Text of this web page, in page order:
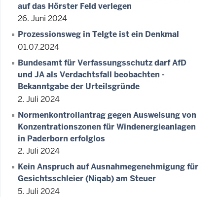
auf das Hörster Feld verlegen
26. Juni 2024
Prozessionsweg in Telgte ist ein Denkmal
01.07.2024
Bundesamt für Verfassungsschutz darf AfD
und JA als Verdachtsfall beobachten -
Bekanntgabe der Urteilsgründe
2. Juli 2024
Normenkontrollantrag gegen Ausweisung von
Konzentrationszonen für Windenergieanlagen
in Paderborn erfolglos
2. Juli 2024
Kein Anspruch auf Ausnahmegenehmigung für
Gesichtsschleier (Niqab) am Steuer
5. Juli 2024